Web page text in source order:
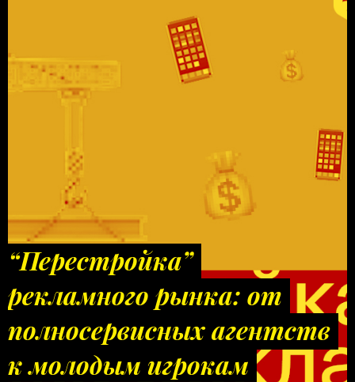
“Перестройка”
рекламного рынка: от
полносервисных агентств
к молодым игрокам